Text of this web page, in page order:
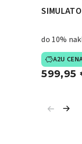
do 10%
A2U
599,95